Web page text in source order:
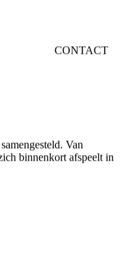
CONTACT
Van
binnenkort afspeelt in